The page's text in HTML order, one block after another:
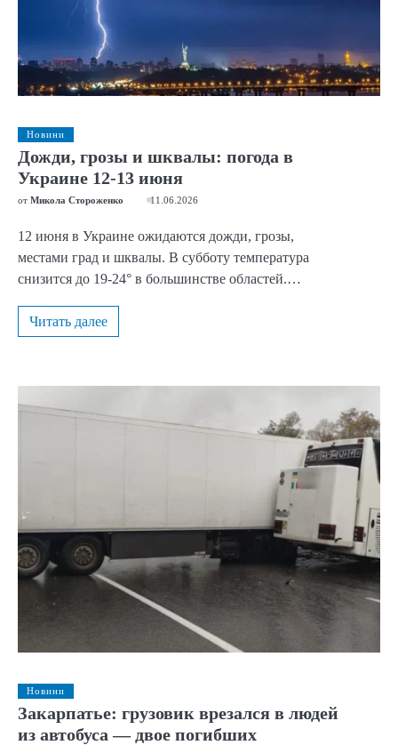
Новини
Дожди, грозы и шквалы: погода в
Украине 12-13 июня
от Микола Стороженко 11.06.2026
12 июня в Украине ожидаются дожди, грозы,
местами град и шквалы. В субботу температура
снизится до 19-24° в большинстве областей.…
Читать далее
Новини
Закарпатье: грузовик врезался в людей
из автобуса — двое погибших